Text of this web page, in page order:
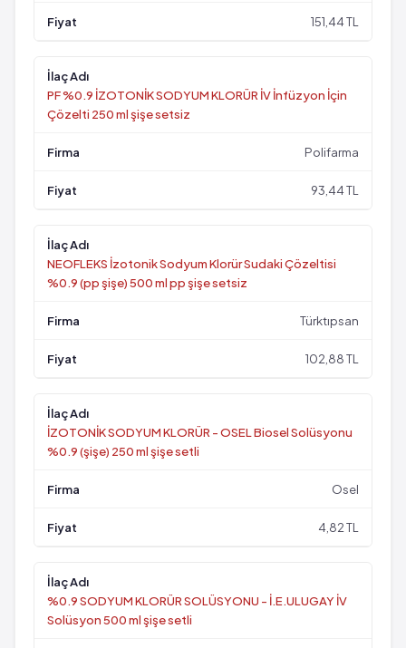
151,44 TL
PF %0.9 İZOTONİK SODYUM KLORÜR İV İnfüzyon İçin
Çözelti 250 ml şişe setsiz
Polifarma
93,44 TL
NEOFLEKS İzotonik Sodyum Klorür Sudaki Çözeltisi
%0.9 (pp şişe) 500 ml pp şişe setsiz
Türktıpsan
102,88 TL
İZOTONİK SODYUM KLORÜR - OSEL Biosel Solüsyonu
%0.9 (şişe) 250 ml şişe setli
Osel
4,82 TL
%0.9 SODYUM KLORÜR SOLÜSYONU - İ.E.ULUGAY İV
Solüsyon 500 ml şişe setli